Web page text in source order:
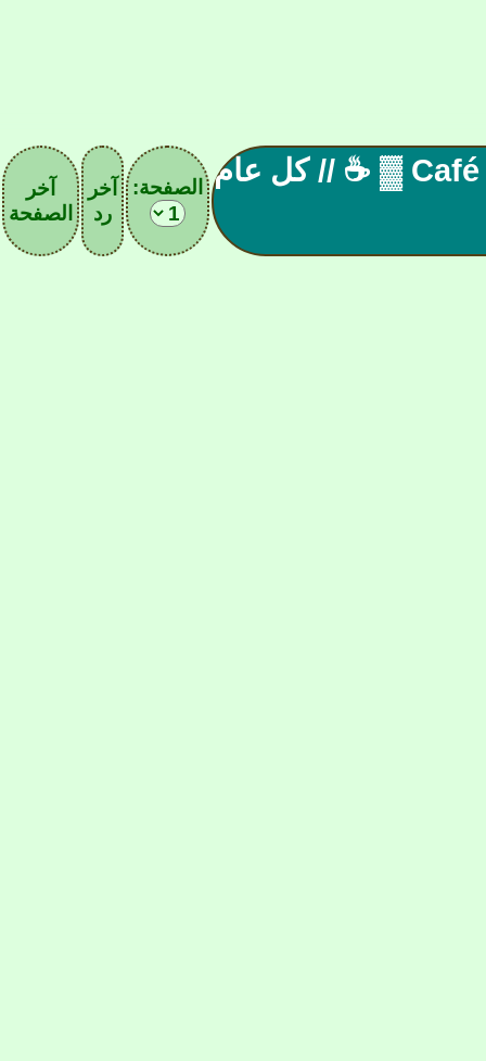
▓ المقهـ| 108|ے الآسيـويے Café ▓ ☕ // كل عام الصفحة:
آخر
رد
آخر
الصفحة